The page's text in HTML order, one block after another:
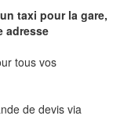
taxi pour la gare,
adresse
tous vos
de devis via